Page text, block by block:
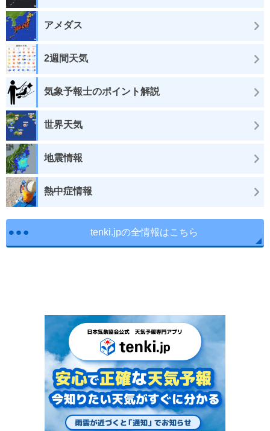
アメダス
2週間天気
気象予報士のポイント解説
世界天気
地震情報
熱中症情報
tenki.jpの全情報はこちら